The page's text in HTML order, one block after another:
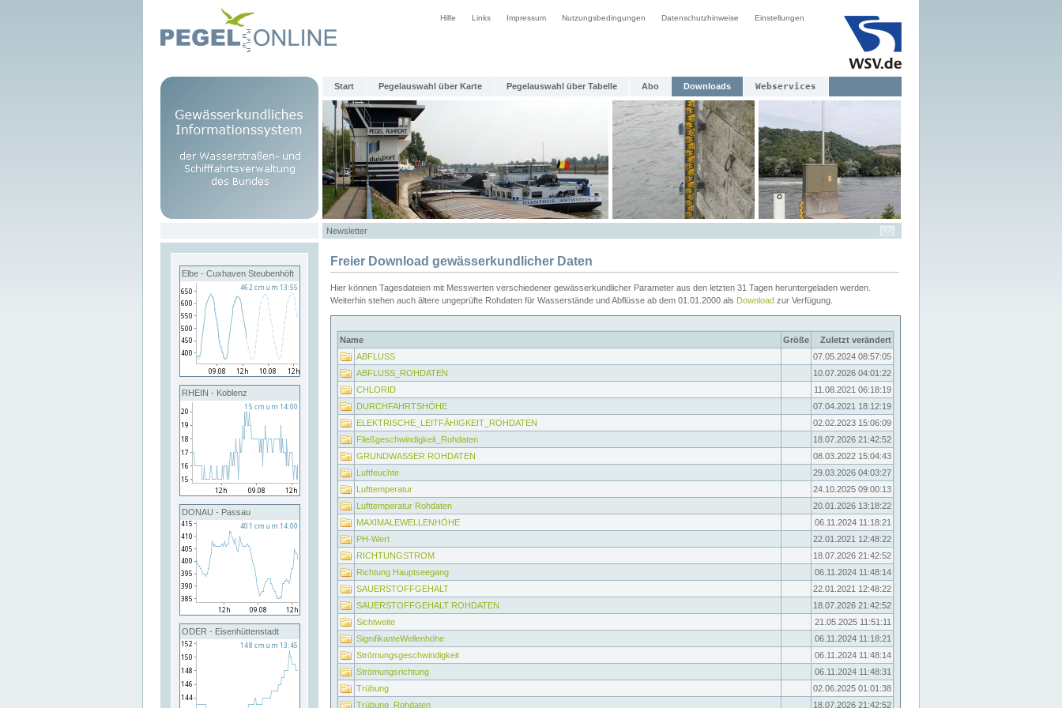
Hilfe Links Impressum Nutzungsbedingungen Datenschutzhinweise Einstellungen
Start Pegelauswahl über Karte Pegelauswahl über Tabelle Abo Downloads Webservices
Newsletter
Elbe - Cuxhaven Steubenhöft
RHEIN - Koblenz
DONAU - Passau
ODER - Eisenhüttenstadt
Freier Download gewässerkundlicher Daten
Hier können Tagesdateien mit Messwerten verschiedener gewässerkundlicher Parameter aus den letzten 31 Tagen heruntergeladen werden.
Weiterhin stehen auch ältere ungeprüfte Rohdaten für Wasserstände und Abflüsse ab dem 01.01.2000 als Download zur Verfügung.
Name Größe
Zuletzt verändert
ABFLUSS
07.05.2024 08:57:05
ABFLUSS_ROHDATEN
10.07.2026 04:01:22
CHLORID
11.08.2021 06:18:19
DURCHFAHRTSHÖHE
07.04.2021 18:12:19
ELEKTRISCHE_LEITFÄHIGKEIT_ROHDATEN
02.02.2023 15:06:09
Fließgeschwindigkeit_Rohdaten
18.07.2026 21:42:52
GRUNDWASSER ROHDATEN
08.03.2022 15:04:43
Luftfeuchte
29.03.2026 04:03:27
Lufttemperatur
24.10.2025 09:00:13
Lufttemperatur Rohdaten
20.01.2026 13:18:22
MAXIMALEWELLENHÖHE
06.11.2024 11:18:21
PH-Wert
22.01.2021 12:48:22
RICHTUNGSTROM
18.07.2026 21:42:52
Richtung Hauptseegang
06.11.2024 11:48:14
SAUERSTOFFGEHALT
22.01.2021 12:48:22
SAUERSTOFFGEHALT ROHDATEN
18.07.2026 21:42:52
Sichtweite
21.05.2025 11:51:11
SignifikanteWellenhöhe
06.11.2024 11:18:21
Strömungsgeschwindigkeit
06.11.2024 11:48:14
Strömungsrichtung
06.11.2024 11:48:31
Trübung
02.06.2025 01:01:38
Trübung_Rohdaten
18.07.2026 21:42:52